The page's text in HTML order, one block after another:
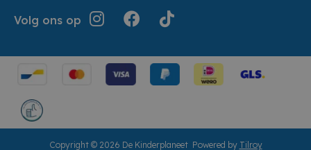
Jouw bestelling
Herroepingsrecht
Showroom
Folders
Volg ons op
Copyright © 2026 De Kinderplaneet Powered by Tilroy